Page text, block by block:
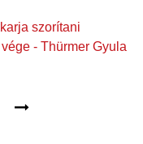
szorítani
- Thürmer Gyula